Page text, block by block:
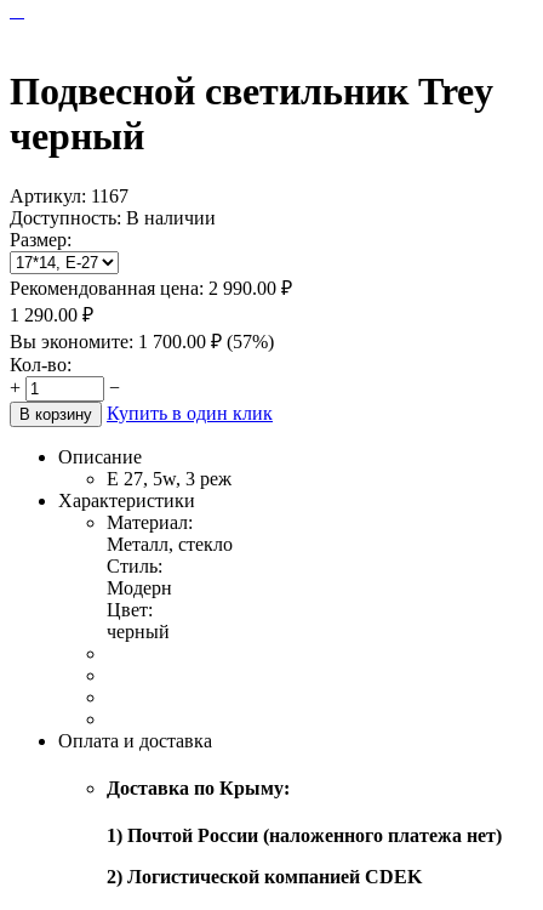
Подвесной светильник Trey
черный
Артикул: 1167
Доступность: В наличии
Размер:
Рекомендованная цена: 2 990.00 ₽
1 290.00 ₽
Вы экономите: 1 700.00 ₽ (57%)
Кол-во:
+
−
В корзину Купить в один клик
Описание
Е 27, 5w, 3 реж
Характеристики
Материал:
Металл, стекло
Стиль:
Модерн
Цвет:
черный
Оплата и доставка
Доставка по Крыму:
1) Почтой России (наложенного платежа нет)
2) Логистической компанией CDEK